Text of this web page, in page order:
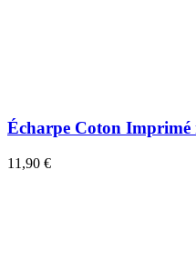
Écharpe Coton Imprimé
11,90 €